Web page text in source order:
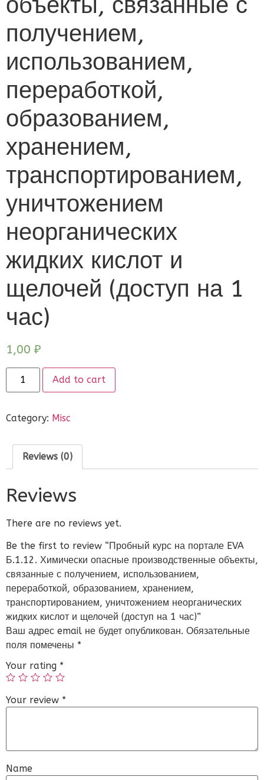
получением,
использованием,
переработкой,
образованием,
хранением,
транспортированием,
уничтожением
неорганических
жидких кислот и
щелочей (доступ на 1
час)
1,00 ₽
Add to cart
Category: Misc
Reviews (0)
Reviews
There are no reviews yet.
Be the first to review “Пробный курс на портале EVA
Б.1.12. Химически опасные производственные объекты,
связанные с получением, использованием,
переработкой, образованием, хранением,
транспортированием, уничтожением неорганических
жидких кислот и щелочей (доступ на 1 час)”
Ваш адрес email не будет опубликован. Обязательные
поля помечены *
Your rating *
Your review *
Name